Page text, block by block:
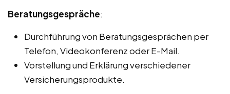
Beratungsgespräche:
Durchführung von Beratungsgesprächen per
Telefon, Videokonferenz oder E-Mail.
Vorstellung und Erklärung verschiedener
Versicherungsprodukte.